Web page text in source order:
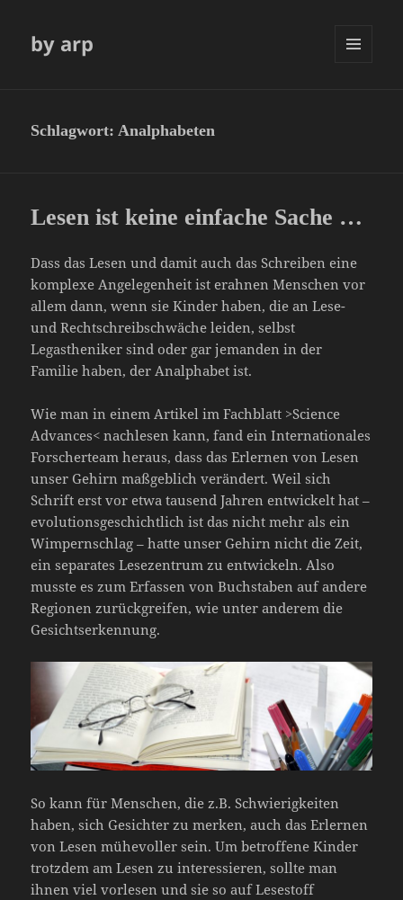
by arp
Schlagwort:Analphabeten
Lesen ist keine einfache Sache …
Dass das Lesen und damit auch das Schreiben eine
komplexe Angelegenheit ist erahnen Menschen vor
allem dann, wenn sie Kinder haben, die an Lese-
und Rechtschreibschwäche leiden, selbst
Legastheniker sind oder gar jemanden in der
Familie haben, der Analphabet ist.
Wie man in einem Artikel im Fachblatt >Science
Advances< nachlesen kann, fand ein Internationales
Forscherteam heraus, dass das Erlernen von Lesen
unser Gehirn maßgeblich verändert. Weil sich
Schrift erst vor etwa tausend Jahren entwickelt hat –
evolutionsgeschichtlich ist das nicht mehr als ein
Wimpernschlag – hatte unser Gehirn nicht die Zeit,
ein separates Lesezentrum zu entwickeln. Also
musste es zum Erfassen von Buchstaben auf andere
Regionen zurückgreifen, wie unter anderem die
Gesichtserkennung.
So kann für Menschen, die z.B. Schwierigkeiten
haben, sich Gesichter zu merken, auch das Erlernen
von Lesen mühevoller sein. Um betroffene Kinder
trotzdem am Lesen zu interessieren, sollte man
ihnen viel vorlesen und sie so auf Lesestoff